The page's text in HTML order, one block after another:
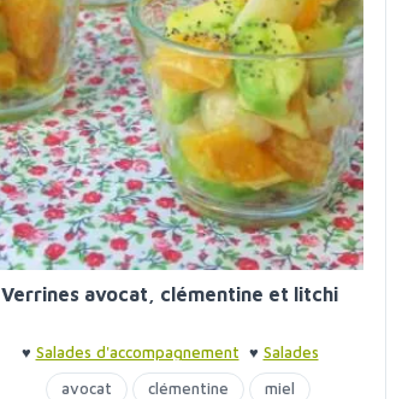
Verrines avocat, clémentine et litchi
♥ Salades d'accompagnement ♥ Salades
d'accompagnement
♥ Verrines
avocat clémentine miel